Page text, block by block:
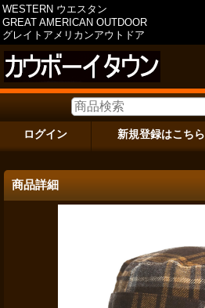
WESTERN ウエスタン
GREAT AMERICAN OUTDOOR
グレイトアメリカンアウトドア
ログイン 新規登録はこちら
商品詳細